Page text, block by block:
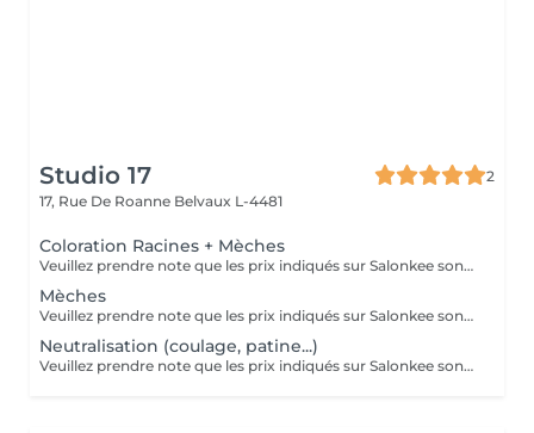
Studio 17
2
17, Rue De Roanne Belvaux L-4481
Coloration Racines + Mèches
Veuillez prendre note que les prix indiqués sur Salonkee sont communiqués à titre informatif et s'entendent de base. Ces derniers sont susceptibles de varier selon le diagnostic réalisé à votre arrivée au salon et l'expertise du professionnel à qui vous confiez votre beauté. Dans tous les cas, un devis précis vous sera proposé et toutes réalisations de prestations seront effectuées avec votre accord. Un grand merci d'avance pour votre compréhension. Au plaisir de vous recevoir très vite.
Mèches
Veuillez prendre note que les prix indiqués sur Salonkee sont communiqués à titre informatif et s'entendent de base. Ces derniers sont susceptibles de varier selon le diagnostic réalisé à votre arrivée au salon et l'expertise du professionnel à qui vous confiez votre beauté. Dans tous les cas, un devis précis vous sera proposé et toutes réalisations de prestations seront effectuées avec votre accord. Un grand merci d'avance pour votre compréhension. Au plaisir de vous recevoir très vite.
Neutralisation (coulage, patine...)
Veuillez prendre note que les prix indiqués sur Salonkee sont communiqués à titre informatif et s'entendent de base. Ces derniers sont susceptibles de varier selon le diagnostic réalisé à votre arrivée au salon et l'expertise du professionnel à qui vous confiez votre beauté. Dans tous les cas, un devis précis vous sera proposé et toutes réalisations de prestations seront effectuées avec votre accord. Un grand merci d'avance pour votre compréhension. Au plaisir de vous recevoir très vite.